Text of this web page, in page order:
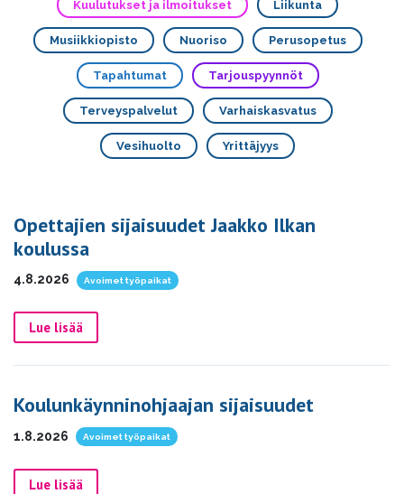
Kuulutukset ja ilmoitukset Liikunta
Musiikkiopisto Nuoriso Perusopetus
Tapahtumat Tarjouspyynnöt
Terveyspalvelut Varhaiskasvatus
Vesihuolto Yrittäjyys
Opettajien sijaisuudet Jaakko Ilkan
koulussa
4.8.2026 Avoimet työpaikat
Lue lisää
Koulunkäynninohjaajan sijaisuudet
1.8.2026 Avoimet työpaikat
Lue lisää